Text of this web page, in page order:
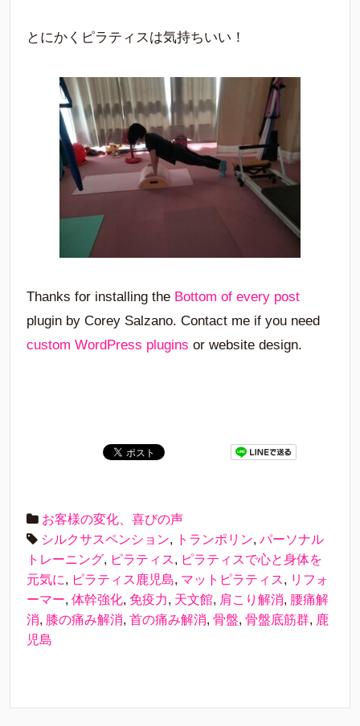
とにかくピラティスは気持ちいい！
Thanks for installing the Bottom of every post
plugin by Corey Salzano. Contact me if you need
custom WordPress plugins or website design.
お客様の変化、喜びの声
シルクサスペンション, トランポリン, パーソナル
トレーニング, ピラティス, ピラティスで心と身体を
元気に, ピラティス鹿児島, マットピラティス, リフォ
ーマー, 体幹強化, 免疫力, 天文館, 肩こり解消, 腰痛解
消, 膝の痛み解消, 首の痛み解消, 骨盤, 骨盤底筋群, 鹿
児島